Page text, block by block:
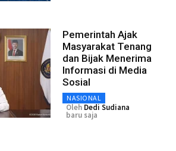
Pemerintah Ajak
Masyarakat Tenang
dan Bijak Menerima
Informasi di Media
Sosial
NASIONAL
Oleh Dedi Sudiana
baru saja